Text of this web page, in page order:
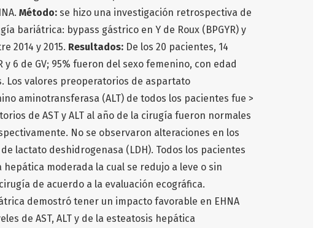
Método: se hizo una investigación retrospectiva de
bariátrica: bypass gástrico en Y de Roux (BPGYR) y
2014 y 2015. Resultados: De los 20 pacientes, 14
6 de GV; 95% fueron del sexo femenino, con edad
Los valores preoperatorios de aspartato
aminotransferasa (ALT) de todos los pacientes fue >
de AST y ALT al año de la cirugía fueron normales
No se observaron alteraciones en los
lactato deshidrogenasa (LDH). Todos los pacientes
moderada la cual se redujo a leve o sin
de acuerdo a la evaluación ecográfica.
demostró tener un impacto favorable en EHNA
de AST, ALT y de la esteatosis hepática